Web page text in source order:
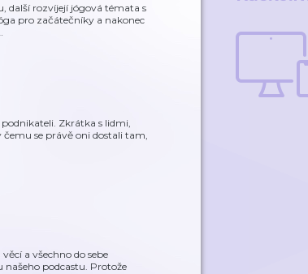
další rozvíjejí jógová témata s
pro začátečníky a nakonec
Zkrátka s lidmi,
se právě oni dostali tam,
a všechno do sebe
našeho podcastu. Protože